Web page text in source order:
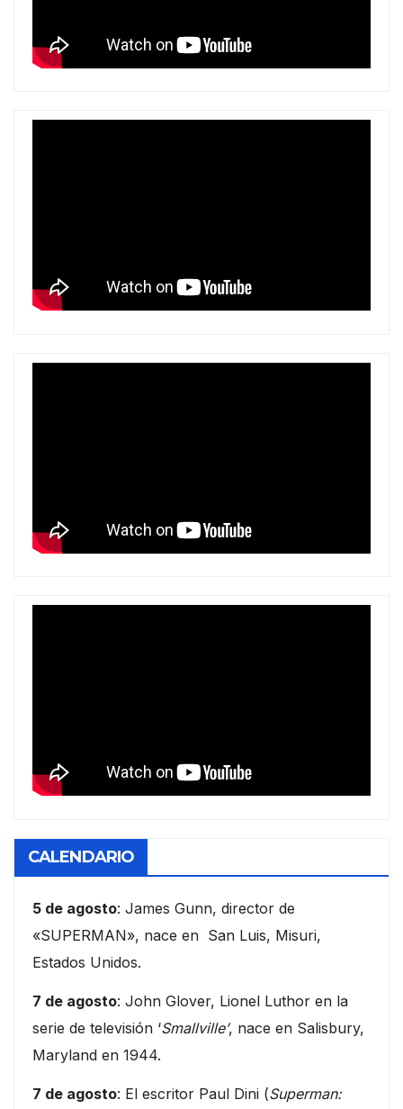
CALENDARIO
5 de agosto: James Gunn, director de
«SUPERMAN», nace en San Luis, Misuri,
Estados Unidos.
7 de agosto: John Glover, Lionel Luthor en la
serie de televisión ‘Smallville’, nace en Salisbury,
Maryland en 1944.
7 de agosto: El escritor Paul Dini (Superman: